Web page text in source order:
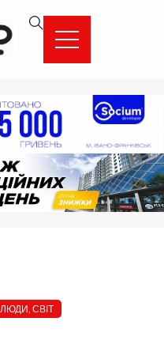
ЛЮДИ ,СВІТ